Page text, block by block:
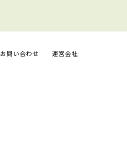
お問い合わせ 運営会社